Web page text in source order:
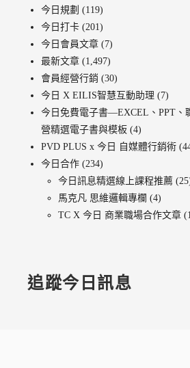
今日規劃 (119)
今日打卡 (201)
今日會員文章 (7)
最新文章 (1,497)
會員經營行銷 (30)
今日 X EILIS智慧互動助理 (7)
今日免費電子書—EXCEL、PPT、
營精選電子書與模板 (4)
PVD PLUS x 今日 自媒體行銷術
今日合作 (234)
今日訊息精選線上課程推薦
馬克凡 思維邏輯專欄 (4)
TC X 今日 商業職場合作文章
追蹤今日訊息